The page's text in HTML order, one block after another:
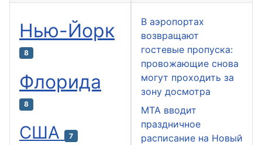
Нью-Йорк
8
Флорида
8
США 7
В аэропортах
возвращают
гостевые пропуска:
провожающие снова
могут проходить за
зону досмотра
MTA вводит
праздничное
расписание на Новый